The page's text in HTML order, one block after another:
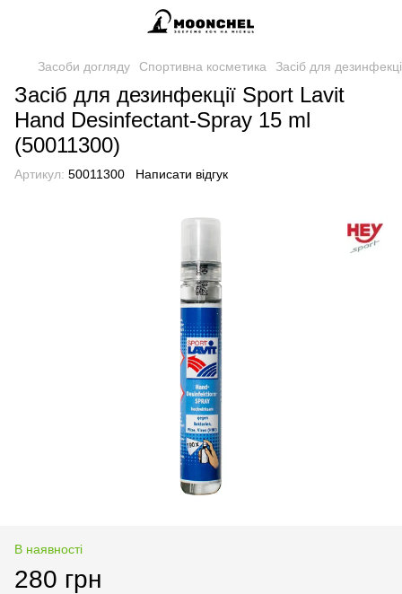
Засоби догляду Спортивна косметика Засіб для
Засіб для дезинфекції Sport Lavit
Hand Desinfectant-Spray 15 ml
(50011300)
Артикул: 50011300 Написати відгук
В наявності
280 грн